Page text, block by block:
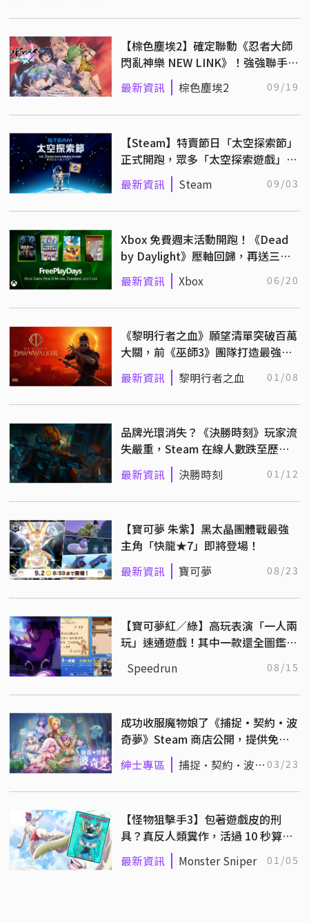
【棕色塵埃2】確定聯動《忍者大師
閃亂神樂 NEW LINK》！強強聯手祖
傳爆衣少不了
最新資訊 棕色塵埃2 09/19
【Steam】特賣節日「太空探索節」
正式開跑，眾多「太空探索遊戲」推
出超佛優惠！
最新資訊 Steam 09/03
Xbox 免費週末活動開跑！《Dead
by Daylight》壓軸回歸，再送三款
佳作限時試玩！
最新資訊 Xbox 06/20
《黎明行者之血》願望清單突破百萬
大關，前《巫師3》團隊打造最強暗
黑幻想 RPG 新作
最新資訊 黎明行者之血 01/08
品牌光環消失？《決勝時刻》玩家流
失嚴重，Steam 在線人數跌至歷史
新低！
最新資訊 決勝時刻 01/12
【寶可夢 朱紫】黑太晶團體戰最強
主角「快龍★7」即將登場！
最新資訊 寶可夢 08/23
【寶可夢紅／綠】高玩表演「一人兩
玩」速通遊戲！其中一款還全圖鑑達
Speedrun 08/15
成功收服魔物娘了《捕捉·契約·波
奇夢》Steam 商店公開，提供免費
成人內容 DLC 下載！
紳士專區
捕捉·契約·波奇 03/23
【怪物狙擊手3】包著遊戲皮的刑
具？真反人類糞作，活過 10 秒算你
厲害！
最新資訊 Monster Sniper 01/05